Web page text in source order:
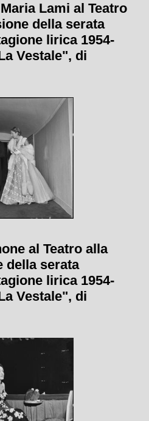
Lami al Teatro
della serata
lirica 1954-
Vestale", di
Luchino Visconti
al Teatro alla
della serata
lirica 1954-
Vestale", di
Luchino Visconti